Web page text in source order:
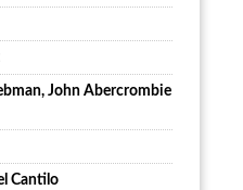
John Abercrombie
Cantilo